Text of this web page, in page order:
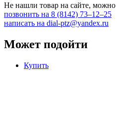
Не нашли товар на сайте, можно
позвонить на 8 (8142) 73–12–25
написать на dial-ptz@yandex.ru
Может подойти
Купить